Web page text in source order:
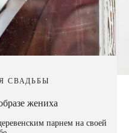
СВАДЬБЫ
жениха
парнем на своей